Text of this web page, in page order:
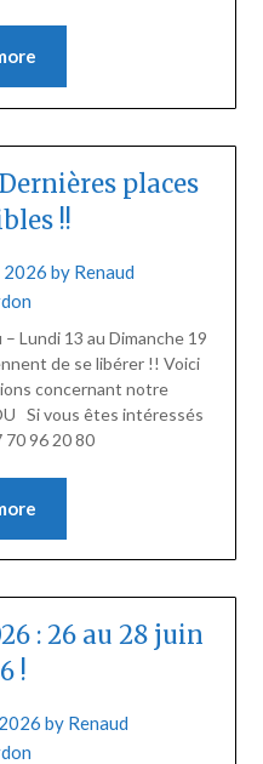
places
!!
2026 by Renaud
Lundi 13 au Dimanche 19
de se libérer !! Voici
concernant notre
Si vous êtes intéressés
96 20 80
: 26 au 28 juin
!
by Renaud